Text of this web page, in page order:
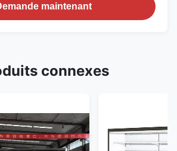
maintenant
connexes